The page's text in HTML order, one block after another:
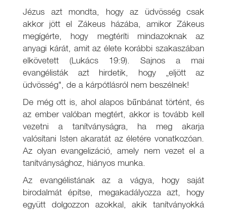
Jézus azt mondta, hogy az üdvösség csak
akkor jött el Zákeus házába, amikor Zákeus
megígérte, hogy megtéríti mindazoknak az
anyagi kárát, amit az élete korábbi szakaszában
elkövetett (Lukács 19:9). Sajnos a mai
evangélisták azt hirdetik, hogy „eljött az
üdvösség", de a kárpótlásról nem beszélnek!
De még ott is, ahol alapos bűnbánat történt, és
az ember valóban megtért, akkor is tovább kell
vezetni a tanítványságra, ha meg akarja
valósítani Isten akaratát az életére vonatkozóan.
Az olyan evangelizáció, amely nem vezet el a
tanítványsághoz, hiányos munka.
Az evangélistának az a vágya, hogy saját
birodalmát építse, megakadályozza azt, hogy
együtt dolgozzon azokkal, akik tanítványokká